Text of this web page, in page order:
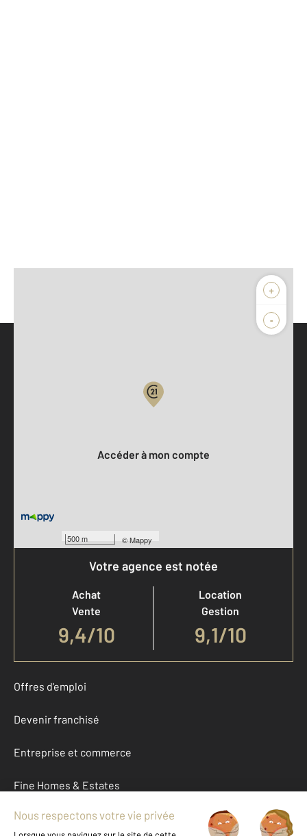
+
-
500 m ©Mappy
Accéder à mon compte
Votre agence est notée
Achat
Vente
9,4/10
Location
Gestion
9,1/10
Offres d'emploi
Devenir franchisé
Entreprise et commerce
Fine Homes & Estates
À propos